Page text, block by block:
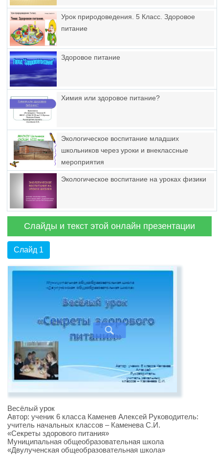
Урок природоведения. 5 Класс. Здоровое
питание
Здоровое питание
Химия или здоровое питание?
Экологическое воспитание младших
школьников через уроки и внеклассные
мероприятия
Экологическое воспитание на уроках физики
Слайды и текст этой онлайн презентации
Слайд 1
Весёлый урок
Автор: ученик 6 класса Каменев Алексей Руководитель:
учитель начальных классов – Каменева С.И.
«Секреты здорового питания»
Муниципальная общеобразовательная школа
«Двулученская общеобразовательная школа»